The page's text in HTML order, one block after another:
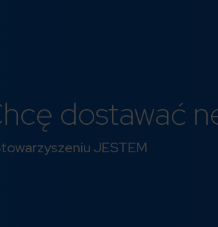
dostawać
JESTEM